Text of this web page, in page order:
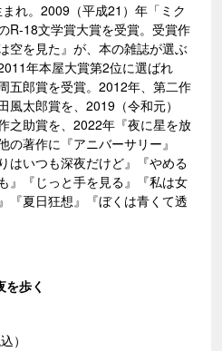
れ。2009（平成21）年「ミク
R-18文学賞大賞を受賞。受賞作
空を見た』が、本の雑誌が選ぶ
年本屋大賞第2位に選ばれ
五郎賞を受賞。2012年、第二作
風太郎賞を、2019（令和元）
之助賞を、2022年『夜に星を放
著作に『アニバーサリー』
はいつも深夜だけど』『やめる
』『じっと手を見る』『私は女
『夏日狂想』『ぼくは青くて透
を歩く
）